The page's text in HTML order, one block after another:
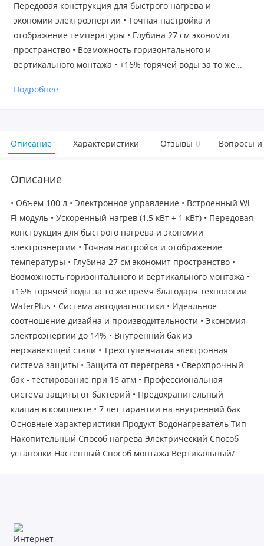
Передовая конструкция для быстрого нагрева и
экономии электроэнергии • Точная настройка и
отображение температуры • Глубина 27 см экономит
пространство • Возможность горизонтального и
вертикального монтажа • +16% горячей воды за то же...
Подробнее
Описание Характеристики Отзывы 0 Вопросы и
Описание
• Объем 100 л • Электронное управление • Встроенный Wi-
Fi модуль • Ускоренный нагрев (1,5 кВт + 1 кВт) • Передовая
конструкция для быстрого нагрева и экономии
электроэнергии • Точная настройка и отображение
температуры • Глубина 27 см экономит пространство •
Возможность горизонтального и вертикального монтажа •
+16% горячей воды за то же время благодаря технологии
WaterPlus • Cистема автодиагностики • Идеальное
соотношение дизайна и производительности • Экономия
электроэнергии до 14% • Внутренний бак из
нержавеющей стали • Трехступенчатая электронная
система защиты • Защита от перегрева • Сверхпрочный
бак - тестирование при 16 атм • Профессиональная
система защиты от бактерий • Предохранительный
клапан в комплекте • 7 лет гарантии на внутренний бак
Основные характеристики Продукт Водонагреватель Тип
Накопительный Способ нагрева Электрический Способ
установки Настенный Способ монтажа Вертикальный/
внутреннего бака Нержавеющая сталь Количество
внутренних баков шт 2 Объем входящего бака л 50 Объем